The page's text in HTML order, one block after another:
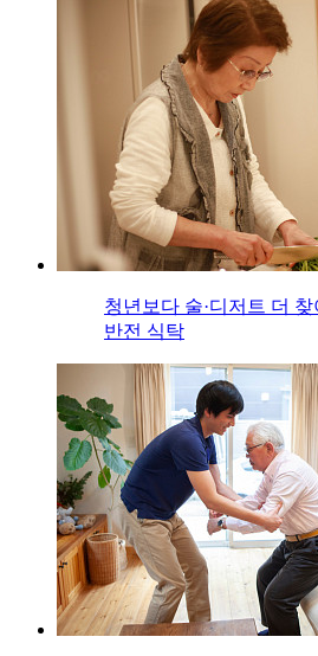
청년보다 술·디저트 더
반전 식탁